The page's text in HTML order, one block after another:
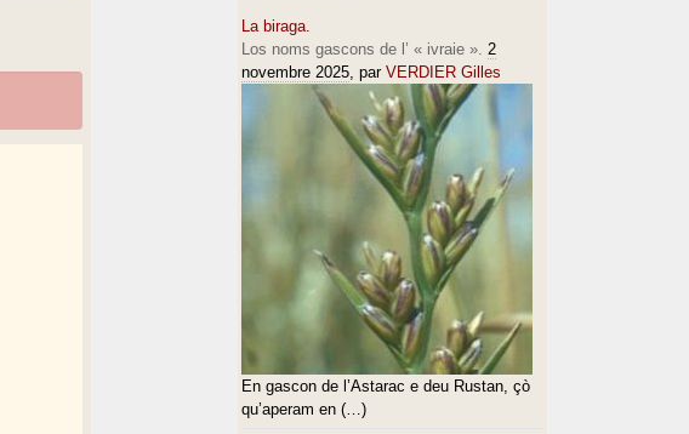
La biraga.
Los noms gascons de l’ « ivraie ». 2
novembre 2025, par VERDIER Gilles
En gascon de l’Astarac e deu Rustan, çò
qu’aperam en (…)